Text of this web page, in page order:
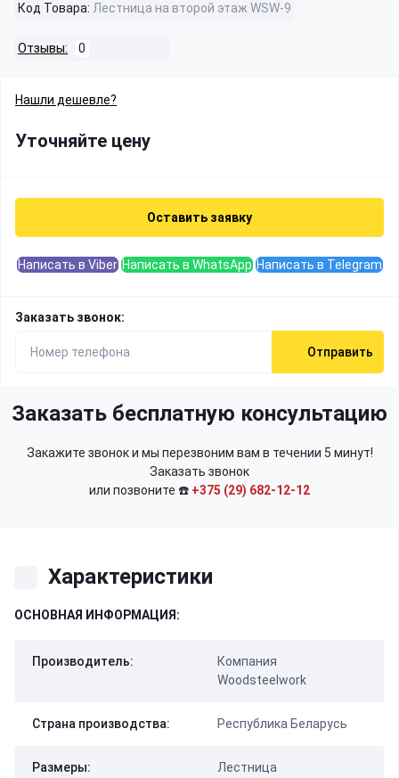
Код Товара: Лестница на второй этаж WSW-9
Отзывы: 0
Нашли дешевле?
Уточняйте цену
Оставить заявку
Написать в Viber Написать в WhatsApp Написать в Telegram
Заказать звонок:
Отправить
Заказать бесплатную консультацию
Закажите звонок и мы перезвоним вам в течении 5 минут!
Заказать звонок
или позвоните ☎️ +375 (29) 682-12-12
Характеристики
ОСНОВНАЯ ИНФОРМАЦИЯ:
Производитель:
Компания
Woodsteelwork
Страна производства: Республика Беларусь
Размеры:
Лестница